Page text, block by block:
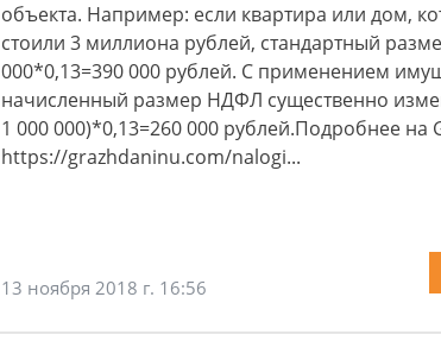
объекта. Например: если квартира или дом,
стоили 3 миллиона рублей, стандартный
000*0,13=390 000 рублей. С применением
начисленный размер НДФЛ существенно
1 000 000)*0,13=260 000 рублей.Подробнее на
https://grazhdaninu.com/nalogi...
13 ноября 2018 г. 16:56